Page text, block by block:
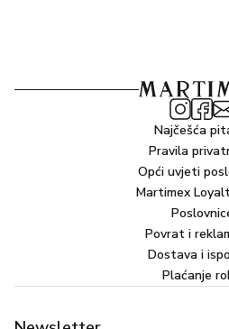
Najčešća
Pravila
Opći uvjeti
Martimex
Povrat i
Dostava i
Plaćanje